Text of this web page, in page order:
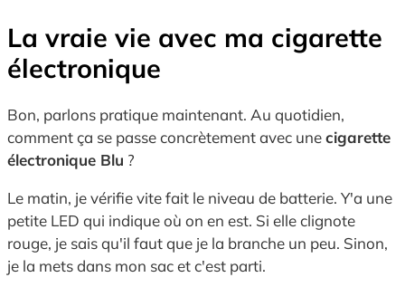
La vraie vie avec ma cigarette
électronique
Bon, parlons pratique maintenant. Au quotidien,
comment ça se passe concrètement avec unecigarette
électronique Blu ?
Le matin, je vérifie vite fait le niveau de batterie. Y'a une
petite LED qui indique où on en est. Si elle clignote
rouge, je sais qu'il faut que je la branche un peu. Sinon,
je la mets dans mon sac et c'est parti.